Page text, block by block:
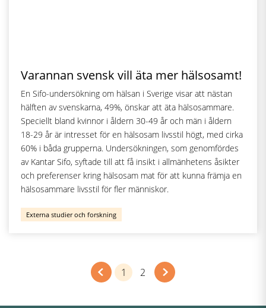
Varannan svensk vill äta mer hälsosamt!
En Sifo-undersökning om hälsan i Sverige visar att nästan
hälften av svenskarna, 49%, önskar att äta hälsosammare.
Speciellt bland kvinnor i åldern 30-49 år och män i åldern
18-29 år är intresset för en hälsosam livsstil högt, med cirka
60% i båda grupperna. Undersökningen, som genomfördes
av Kantar Sifo, syftade till att få insikt i allmänhetens åsikter
och preferenser kring hälsosam mat för att kunna främja en
hälsosammare livsstil för fler människor.
Externa studier och forskning
1 2